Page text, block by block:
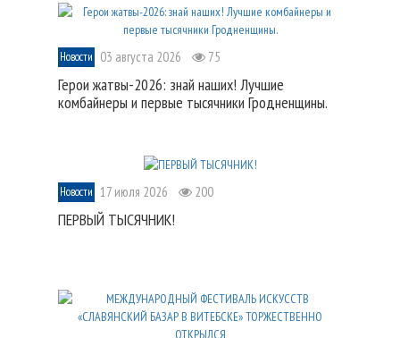
Новости 03 августа 2026 75
Герои жатвы-2026: знай наших! Лучшие
комбайнеры и первые тысячники Гродненщины.
Новости 17 июля 2026 200
ПЕРВЫЙ ТЫСЯЧНИК!